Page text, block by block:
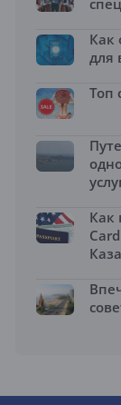
Как
для
Топ
Как